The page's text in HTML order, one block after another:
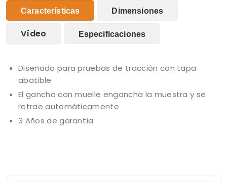
Características Dimensiones
Vídeo Especificaciones
Diseñado para pruebas de tracción con tapa
abatible
El gancho con muelle engancha la muestra y se
retrae automáticamente
3 Años de garantía